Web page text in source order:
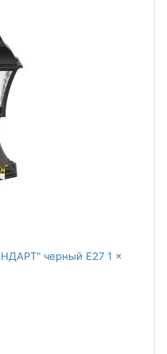
черный E27 1 x